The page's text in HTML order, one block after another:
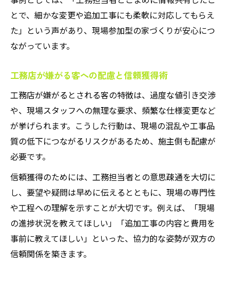
とで、細かな変更や追加工事にも柔軟に対応してもらえ
た」という声があり、現場参加型の家づくりが安心につ
ながっています。
工務店が嫌がる客への配慮と信頼獲得術
工務店が嫌がるとされる客の特徴は、過度な値引き交渉
や、現場スタッフへの無理な要求、頻繁な仕様変更など
が挙げられます。こうした行動は、現場の混乱や工事品
質の低下につながるリスクがあるため、施主側も配慮が
必要です。
信頼獲得のためには、工務担当者との意思疎通を大切に
し、要望や疑問は早めに伝えるとともに、現場の専門性
や工程への理解を示すことが大切です。例えば、「現場
の進捗状況を教えてほしい」「追加工事の内容と費用を
事前に教えてほしい」といった、協力的な姿勢が双方の
信頼関係を築きます。